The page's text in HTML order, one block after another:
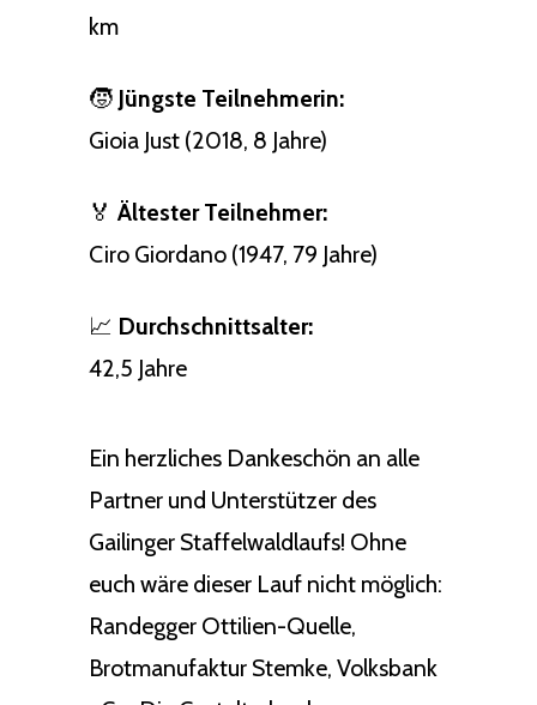
km
🧒 Jüngste Teilnehmerin:
Gioia Just (2018, 8 Jahre)
🏅 Ältester Teilnehmer:
Ciro Giordano (1947, 79 Jahre)
📈 Durchschnittsalter:
42,5 Jahre
Ein herzliches Dankeschön an alle
Partner und Unterstützer des
Gailinger Staffelwaldlaufs! Ohne
euch wäre dieser Lauf nicht möglich:
Randegger Ottilien-Quelle,
Brotmanufaktur Stemke, Volksbank